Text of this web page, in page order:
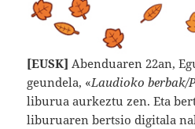
[EUSK] Abenduaren 22an,
geundela, «Laudioko berbak/
liburua aurkeztu zen. Eta
liburuaren bertsio digitala